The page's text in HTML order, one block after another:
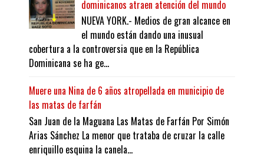
dominicanos atraen atención del mundo
NUEVA YORK.- Medios de gran alcance en
el mundo están dando una inusual
cobertura a la controversia que en la República
Dominicana se ha ge...
Muere una Nina de 6 años atropellada en municipio de
las matas de farfán
San Juan de la Maguana Las Matas de Farfán Por Simón
Arias Sánchez La menor que trataba de cruzar la calle
enriquillo esquina la canela...